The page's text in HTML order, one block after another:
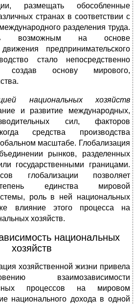
размещать обособленные
странах в соответствии с
разделения труда.
возможным на основе
предпринимательского
стало непосредственно
создав основу мирового,
национальных хозяйств
и развитие международных,
сил, факторов
средства производства
масштабе. Глобализация
рынков, разделенных
государственными границами.
глобализации позволяет
единства мировой
роль в ней национальных
влияние этого процесса на
хозяйств.
национальных
хозяйств
хозяйственной жизни привела
взаимозависимости
процессов на мировом
национального дохода в одной